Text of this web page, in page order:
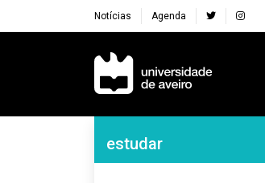
Notícias Agenda
Navegação Principal
Navegação
estudar